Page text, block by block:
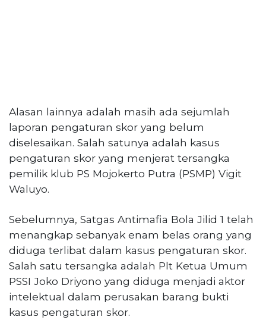
Alasan lainnya adalah masih ada sejumlah
laporan pengaturan skor yang belum
diselesaikan. Salah satunya adalah kasus
pengaturan skor yang menjerat tersangka
pemilik klub PS Mojokerto Putra (PSMP) Vigit
Waluyo.
Sebelumnya, Satgas Antimafia Bola Jilid 1 telah
menangkap sebanyak enam belas orang yang
diduga terlibat dalam kasus pengaturan skor.
Salah satu tersangka adalah Plt Ketua Umum
PSSI Joko Driyono yang diduga menjadi aktor
intelektual dalam perusakan barang bukti
kasus pengaturan skor.